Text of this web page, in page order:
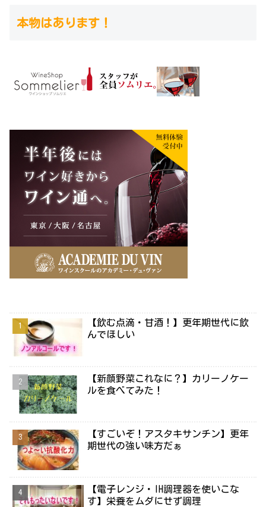
本物はあります！
【飲む点滴・甘酒！】更年期世代に飲
んでほしい
【新顔野菜これなに？】カリーノケー
ルを食べてみた！
【すごいぞ！アスタキサンチン】更年
期世代の強い味方だぁ
【電子レンジ・IH調理器を使いこな
す】栄養をムダにせず調理